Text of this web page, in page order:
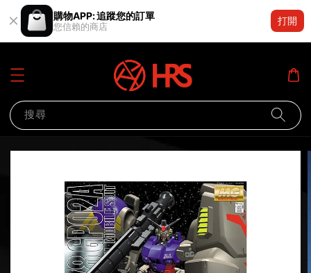
購物APP: 追蹤您的訂單
您信賴的商店
打開
搜尋